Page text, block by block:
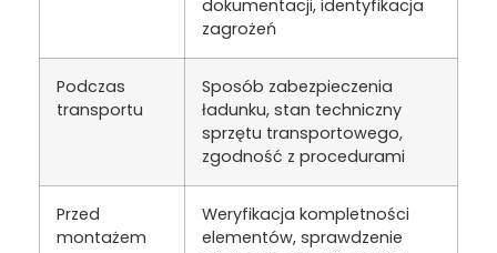
dokumentacji, identyfikacja
zagrożeń
Podczas
transportu
Sposób zabezpieczenia
ładunku, stan techniczny
sprzętu transportowego,
zgodność z procedurami
Przed
montażem
Weryfikacja kompletności
elementów, sprawdzenie